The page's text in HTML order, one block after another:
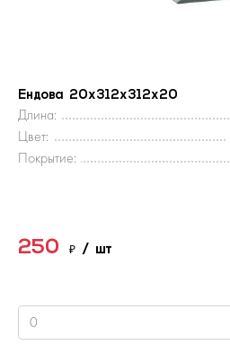
Ендова 20х312х312х20
Длина:
Цвет:
Покрытие:
250 ₽ / шт